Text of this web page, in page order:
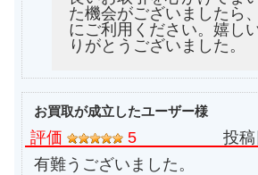
た機会がございましたら
にご利用ください。嬉し
りがとうございました。
お買取が成立したユーザー様
評価 5 投稿
有難うございました。